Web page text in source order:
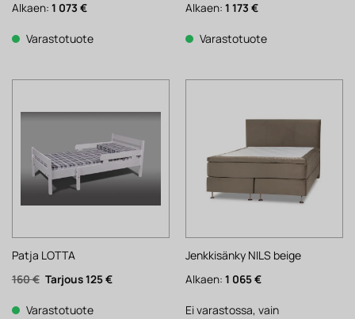
Alkaen: 1 073 €
Varastotuote
Alkaen: 1 173 €
Varastotuote
Patja LOTTA
160€ Alkuperäinen
hinta
160 €.
125€Nykyinen
Varastotuote
Jenkkisänky NILS beige
Alkaen: 1 065€
Ei varastossa, vain